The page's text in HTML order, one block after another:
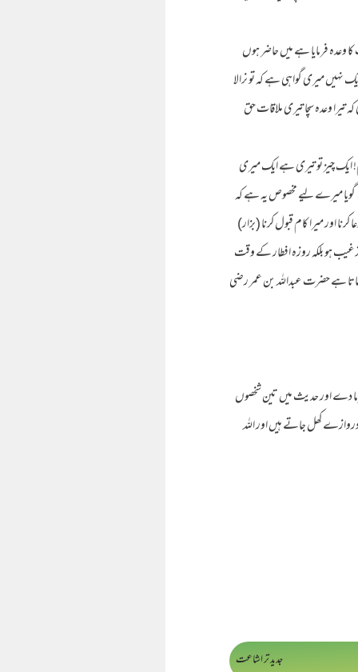
وعدہ فرمایا ہے میں حاضر ہوں
میری گواہی ہے کہ تو نرالا
تیرا وعدہ سچا تیری ملاقات حق
ایک چیز تو تیری ہے ایک میری
میرے لیے مخصوص یہ ہے کہ
اور میرا کام قبول کرنا (بزار)
ہو بلکہ روزہ افطار کے وقت
ہے حضرت عبداللہ بن عمر رضی
دے اور حدیث میں تین شخصوں
کھل جاتے ہیں اور اللہ
جدید تر اشاعت